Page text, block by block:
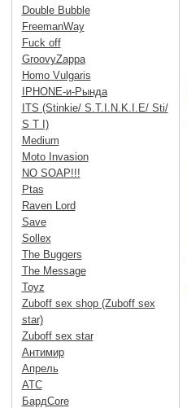
Double Bubble
FreemanWay
Fuck off
GroovyZappa
Homo Vulgaris
IPHONE-и-Рында
ITS (Stinkie/ S.T.I.N.K.I.E/ Sti/
S T I)
Medium
Moto Invasion
NO SOAP!!!
Ptas
Raven Lord
Save
Sollex
The Buggers
The Message
Toyz
Zuboff sex shop (Zuboff sex
star)
Zuboff sex star
Антимир
Апрель
АТС
БардCore